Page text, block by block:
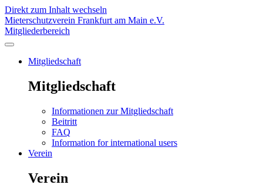
Direkt zum Inhalt wechseln
Mieterschutzverein Frankfurt am Main e.V.
Mitgliederbereich
Mitgliedschaft
Mitgliedschaft
Informationen zur Mitgliedschaft
Beitritt
FAQ
Information for international users
Verein
Verein